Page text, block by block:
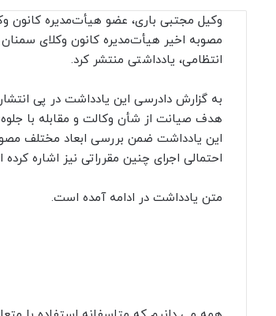
وکیل مجتبی باری، عضو هیأت‌مدیره کانون
مصوبه اخیر هیأت‌مدیره کانون وکلای سمنان
انتظامی، یادداشتی منتشر کرد.
به گزارش دادرسی این یادداشت در پی
هدف صیانت از شأن وکالت و مقابله با
این یادداشت ضمن بررسی ابعاد مختلف
احتمالی اجرای چنین مقرراتی نیز اشاره
متن یادداشت در ادامه آمده است.